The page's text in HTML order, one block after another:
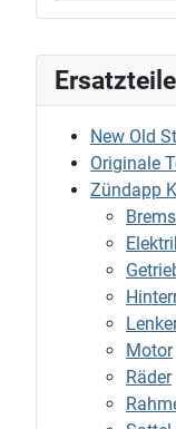
Ersatzteile
New Old
Originale
Zündapp
Motor
Räder